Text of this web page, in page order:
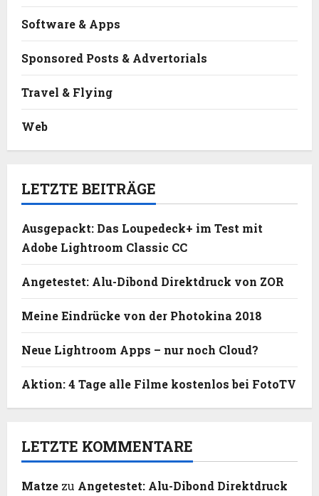
Software & Apps
Sponsored Posts & Advertorials
Travel & Flying
Web
LETZTE BEITRÄGE
Ausgepackt: Das Loupedeck+ im Test mit
Adobe Lightroom Classic CC
Angetestet: Alu-Dibond Direktdruck von ZOR
Meine Eindrücke von der Photokina 2018
Neue Lightroom Apps – nur noch Cloud?
Aktion: 4 Tage alle Filme kostenlos bei FotoTV
LETZTE KOMMENTARE
Matze zu Angetestet: Alu-Dibond Direktdruck